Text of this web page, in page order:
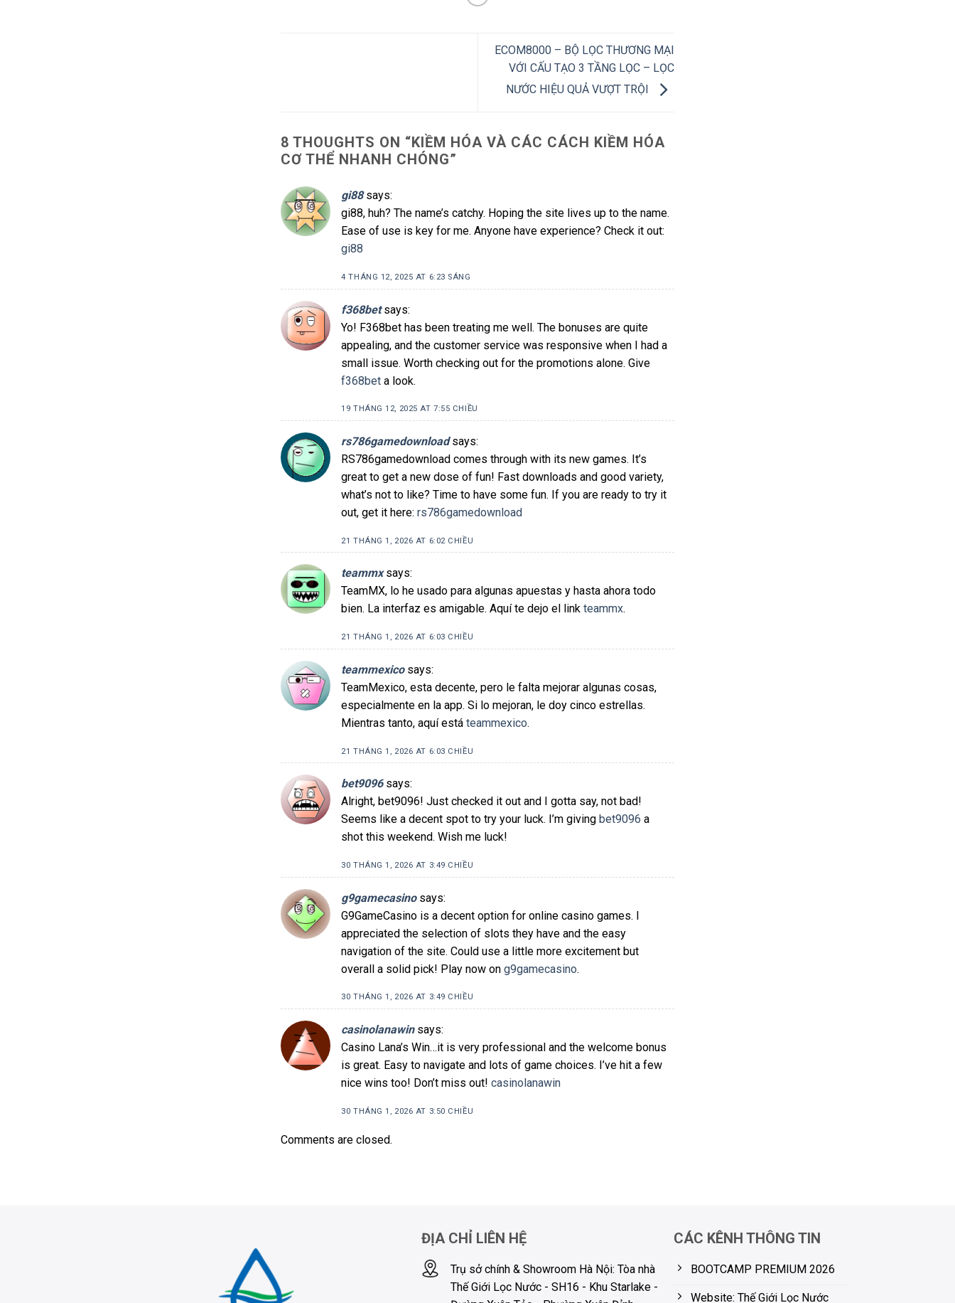
ECOM8000 – BỘ LỌC THƯƠNG MẠI
VỚI CẤU TẠO 3 TẦNG LỌC – LỌC
NƯỚC HIỆU QUẢ VƯỢT TRỘI
8 THOUGHTS ON “KIỀM HÓA VÀ CÁC CÁCH KIỀM HÓA
CƠ THỂ NHANH CHÓNG”
gi88 says:
gi88, huh? The name’s catchy. Hoping the site lives up to the name.
Ease of use is key for me. Anyone have experience? Check it out:
gi88
4 THÁNG 12, 2025 AT 6:23 SÁNG
f368bet says:
Yo! F368bet has been treating me well. The bonuses are quite
appealing, and the customer service was responsive when I had a
small issue. Worth checking out for the promotions alone. Give
f368bet a look.
19 THÁNG 12, 2025 AT 7:55 CHIỀU
rs786gamedownload says:
RS786gamedownload comes through with its new games. It’s
great to get a new dose of fun! Fast downloads and good variety,
what’s not to like? Time to have some fun. If you are ready to try it
out, get it here:rs786gamedownload
21 THÁNG 1, 2026 AT 6:02 CHIỀU
teammx says:
TeamMX, lo he usado para algunas apuestas y hasta ahora todo
bien. La interfaz es amigable. Aquí te dejo el linkteammx.
21 THÁNG 1, 2026 AT 6:03 CHIỀU
teammexico says:
TeamMexico, esta decente, pero le falta mejorar algunas cosas,
especialmente en la app. Si lo mejoran, le doy cinco estrellas.
Mientras tanto, aquí estáteammexico.
21 THÁNG 1, 2026 AT 6:03 CHIỀU
bet9096 says:
Alright, bet9096! Just checked it out and I gotta say, not bad!
Seems like a decent spot to try your luck. I’m giving bet9096 a
shot this weekend. Wish me luck!
30 THÁNG 1, 2026 AT 3:49 CHIỀU
g9gamecasino says:
G9GameCasino is a decent option for online casino games. I
appreciated the selection of slots they have and the easy
navigation of the site. Could use a little more excitement but
overall a solid pick! Play now ong9gamecasino.
30 THÁNG 1, 2026 AT 3:49 CHIỀU
casinolanawin says:
Casino Lana’s Win…it is very professional and the welcome bonus
is great. Easy to navigate and lots of game choices. I’ve hit a few
nice wins too! Don’t miss out!casinolanawin
30 THÁNG 1, 2026 AT 3:50 CHIỀU
Comments are closed.
ĐỊA CHỈ LIÊN HỆ
Trụ sở chính & Showroom Hà Nội: Tòa nhà
Thế Giới Lọc Nước - SH16 - Khu Starlake -
CÁC KÊNH THÔNG TIN
BOOTCAMP PREMIUM 2026
Website: Thế Giới Lọc Nước